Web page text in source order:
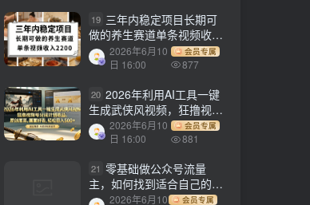
19 三年内稳定项目长期可
做的养生赛道单条视频收入
22002026年6月10
日 16:00
会员专属
877
20 2026年利用AI工具一键
生成武侠风视频，狂撸视频
号分成计划收益，原创度
高，画面好看，轻松日入
2026年6月10
日 16:00
会员专属
881
21 零基础做公众号流量
主，如何找到适合自己的赛
道
2026年6月10
会员专属